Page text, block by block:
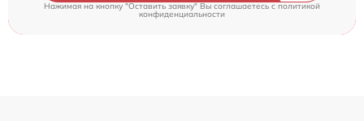
Нажимая на кнопку "Оставить заявку" Вы соглашаетесь cполитикой
конфиденциальности